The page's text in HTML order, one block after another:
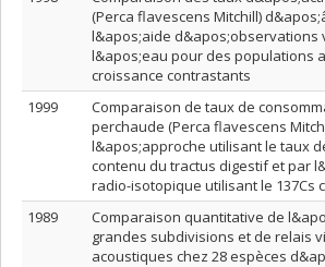
(Perca flavescens Mitchill)
l&apos;aide d&apos;observations
l&apos;eau pour des populations
croissance contrastants
1999
Comparaison de taux de
perchaude (Perca flavescens
l&apos;approche utilisant le taux
contenu du tractus digestif et par
radio-isotopique utilisant le 137Cs
1989
Comparaison quantitative de
grandes subdivisions et de relais
acoustiques chez 28 espèces